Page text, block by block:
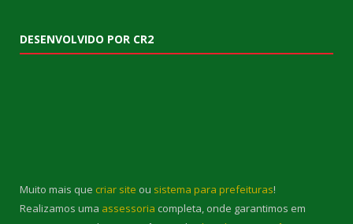
DESENVOLVIDO POR CR2
Muito mais que criar site ou sistema para prefeituras!
Realizamos uma assessoria completa, onde garantimos em